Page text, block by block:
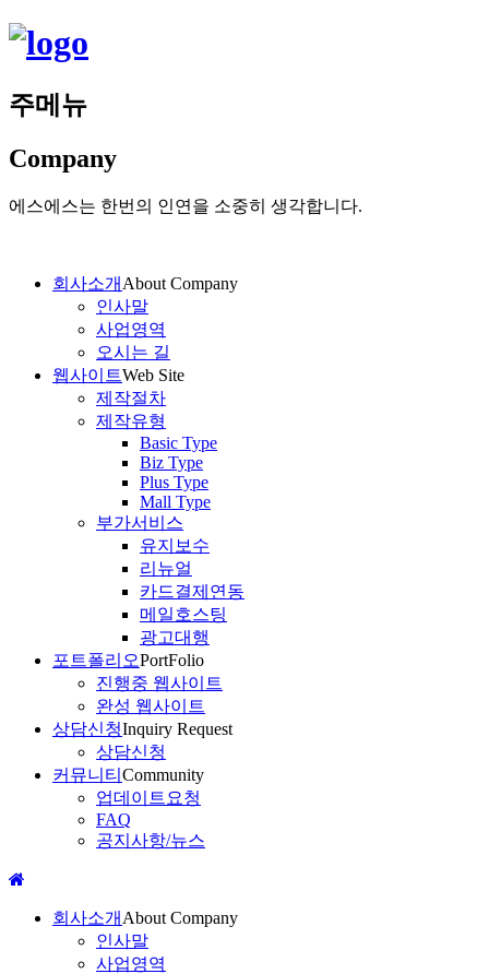
주메뉴
Company
에스에스는 한번의 인연을 소중히 생각합니다.
회사소개 About Company
인사말
사업영역
오시는 길
웹사이트Web Site
제작절차
제작유형
Basic Type
Biz Type
Plus Type
Mall Type
부가서비스
유지보수
리뉴얼
카드결제연동
메일호스팅
광고대행
포트폴리오PortFolio
진행중 웹사이트
완성 웹사이트
상담신청Inquiry Request
상담신청
커뮤니티 Community
업데이트요청
FAQ
공지사항/뉴스
회사소개 About Company
인사말
사업영역